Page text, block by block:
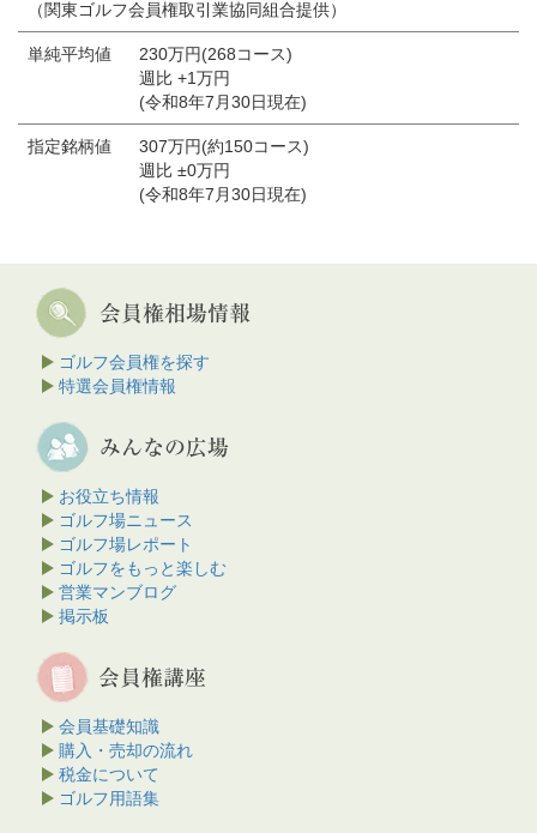
（関東ゴルフ会員権取引業協同組合提供）
単純平均値
230万円(268コース)
週比 +1万円
(令和8年7月30日現在)
指定銘柄値
307万円(約150コース)
週比 ±0万円
(令和8年7月30日現在)
ゴルフ会員権を探す
特選会員権情報
お役立ち情報
ゴルフ場ニュース
ゴルフ場レポート
ゴルフをもっと楽しむ
営業マンブログ
掲示板
会員基礎知識
購入・売却の流れ
税金について
ゴルフ用語集